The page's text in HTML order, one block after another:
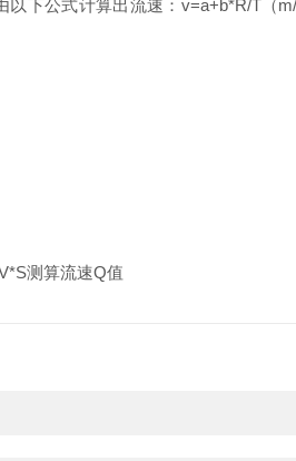
下公式计算出流速：v=a+b*R/T（
测算流速Q值